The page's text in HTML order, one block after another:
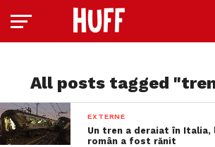
All posts tagged
EXTERNE
Un tren a deraiat în Italia,
român a fost rănit